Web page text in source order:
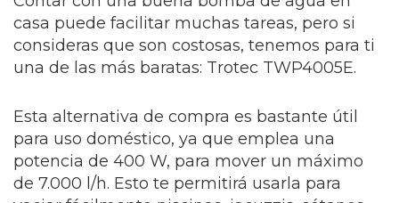
casa puede facilitar muchas tareas, pero si
consideras que son costosas, tenemos para ti
una de las más baratas: Trotec TWP4005E.
Esta alternativa de compra es bastante útil
para uso doméstico, ya que emplea una
potencia de 400 W, para mover un máximo
de 7.000 l/h. Esto te permitirá usarla para